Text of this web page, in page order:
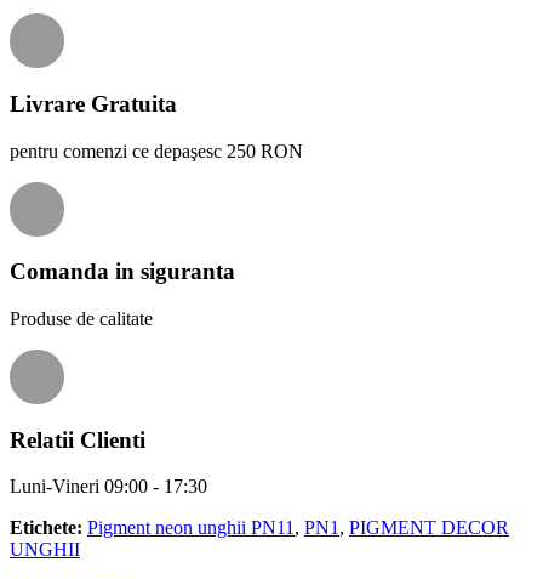
Livrare Gratuita
pentru comenzi ce depaşesc 250 RON
Comanda in siguranta
Produse de calitate
Relatii Clienti
Luni-Vineri 09:00 - 17:30
Etichete: Pigment neon unghii PN11, PN1, PIGMENT DECOR
UNGHII